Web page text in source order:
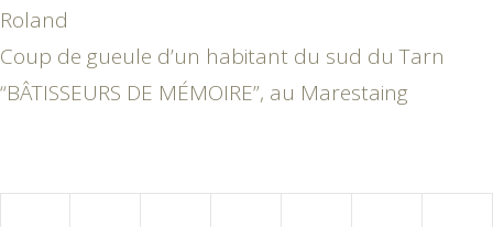
Roland
Coup de gueule d’un habitant du sud du Tarn
“BÂTISSEURS DE MÉMOIRE”, au Marestaing